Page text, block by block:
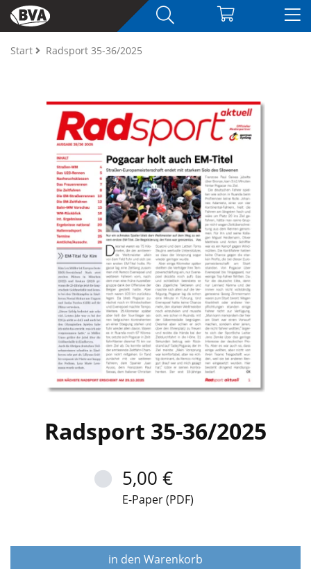
Start Radsport 35-36/2025
Radsport 35-36/2025
5,00 €
E-Paper (PDF)
in den Warenkorb